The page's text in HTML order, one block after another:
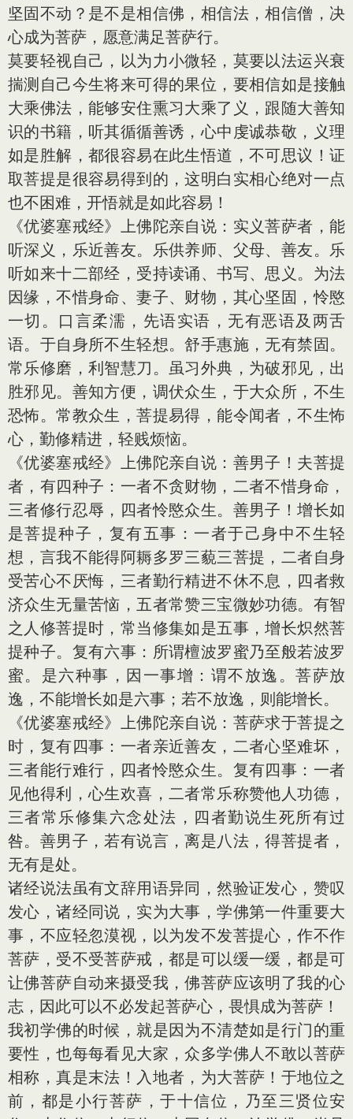
坚固不动？是不是相信佛，相信法，相信僧，决
心成为菩萨，愿意满足菩萨行。
莫要轻视自己，以为力小微轻，莫要以法运兴衰
揣测自己今生将来可得的果位，要相信如是接触
大乘佛法，能够安住熏习大乘了义，跟随大善知
识的书籍，听其循循善诱，心中虔诚恭敬，义理
如是胜解，都很容易在此生悟道，不可思议！证
取菩提是很容易得到的，这明白实相心绝对一点
也不困难，开悟就是如此容易！
《优婆塞戒经》上佛陀亲自说：实义菩萨者，能
听深义，乐近善友。乐供养师、父母、善友。乐
听如来十二部经，受持读诵、书写、思义。为法
因缘，不惜身命、妻子、财物，其心坚固，怜愍
一切。口言柔濡，先语实语，无有恶语及两舌
语。于自身所不生轻想。舒手惠施，无有禁固。
常乐修磨，利智慧刀。虽习外典，为破邪见，出
胜邪见。善知方便，调伏众生，于大众所，不生
恐怖。常教众生，菩提易得，能令闻者，不生怖
心，勤修精进，轻贱烦恼。
《优婆塞戒经》上佛陀亲自说：善男子！夫菩提
者，有四种子：一者不贪财物，二者不惜身命，
三者修行忍辱，四者怜愍众生。善男子！增长如
是菩提种子，复有五事：一者于己身中不生轻
想，言我不能得阿耨多罗三藐三菩提，二者自身
受苦心不厌悔，三者勤行精进不休不息，四者救
济众生无量苦恼，五者常赞三宝微妙功德。有智
之人修菩提时，常当修集如是五事，增长炽然菩
提种子。复有六事：所谓檀波罗蜜乃至般若波罗
蜜。是六种事，因一事增：谓不放逸。菩萨放
逸，不能增长如是六事；若不放逸，则能增长。
《优婆塞戒经》上佛陀亲自说：菩萨求于菩提之
时，复有四事：一者亲近善友，二者心坚难坏，
三者能行难行，四者怜愍众生。复有四事：一者
见他得利，心生欢喜，二者常乐称赞他人功德，
三者常乐修集六念处法，四者勤说生死所有过
咎。善男子，若有说言，离是八法，得菩提者，
无有是处。
诸经说法虽有文辞用语异同，然验证发心，赞叹
发心，诸经同说，实为大事，学佛第一件重要大
事，不应轻忽漠视，以为发不发菩提心，作不作
菩萨，受不受菩萨戒，都是可以缓一缓，都是可
让佛菩萨自动来摄受我，佛菩萨应该明了我的心
志，因此可以不必发起菩萨心，畏惧成为菩萨！
我初学佛的时候，就是因为不清楚如是行门的重
要性，也每每看见大家，众多学佛人不敢以菩萨
相称，真是末法！入地者，为大菩萨！于地位之
前，都是小行菩萨，于十信位，乃至三贤位安